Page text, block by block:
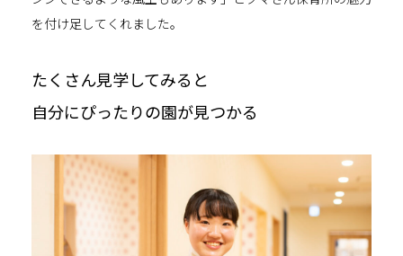
を付け足してくれました。
たくさん見学してみると
自分にぴったりの園が見つかる